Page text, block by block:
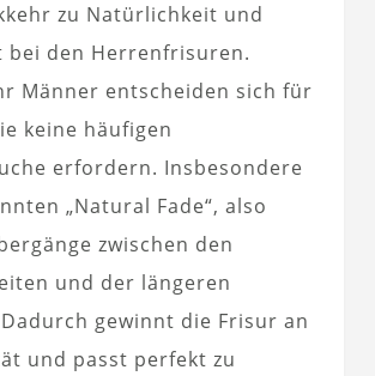
zu Natürlichkeit und
bei den Herrenfrisuren.
Männer entscheiden sich für
keine häufigen
erfordern. Insbesondere
„Natural Fade“, also
zwischen den
und der längeren
gewinnt die Frisur an
und passt perfekt zu